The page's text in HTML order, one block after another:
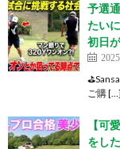
予選
たい
初日
ご購
【可
をし